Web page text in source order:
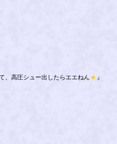
、高圧シュー出したらエエねん
』